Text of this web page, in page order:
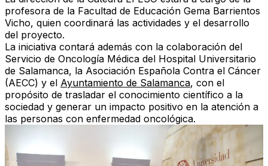
profesora de la Facultad de Educación Gema Barrientos
Vicho, quien coordinará las actividades y el desarrollo
del proyecto.
La iniciativa contará además con la colaboración del
Servicio de Oncología Médica del Hospital Universitario
de Salamanca, la Asociación Española Contra el Cáncer
(AECC) y el Ayuntamiento de Salamanca, con el
propósito de trasladar el conocimiento científico a la
sociedad y generar un impacto positivo en la atención a
las personas con enfermedad oncológica.